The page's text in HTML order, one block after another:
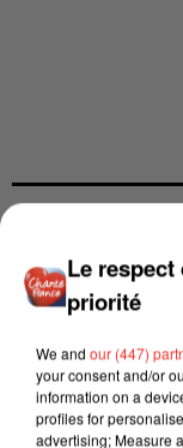
Le
priorité
We and our (447)
your consent and/or
information on a
profiles for
advertising; Measure